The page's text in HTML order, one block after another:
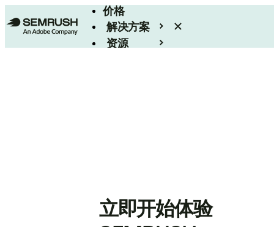
价格
解决方案
资源
立即开始体验